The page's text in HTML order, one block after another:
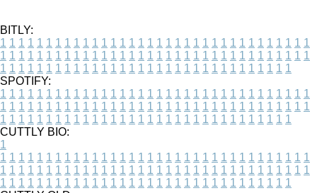
BITLY:
1 1 1 1 1 1 1 1 1 1 1 1 1 1 1 1 1 1 1 1 1 1 1 1 1 1 1 1 1 1 1 1 1 1
1 1 1 1 1 1 1 1 1 1 1 1 1 1 1 1 1 1 1 1 1 1 1 1 1 1 1 1 1 1 1 1 1 1
1 1 1 1 1 1 1 1 1 1 1 1 1 1 1 1 1 1 1 1 1 1 1 1 1 1 1 1 1 1 1 1
SPOTIFY:
1 1 1 1 1 1 1 1 1 1 1 1 1 1 1 1 1 1 1 1 1 1 1 1 1 1 1 1 1 1 1 1 1 1
1 1 1 1 1 1 1 1 1 1 1 1 1 1 1 1 1 1 1 1 1 1 1 1 1 1 1 1 1 1 1 1 1 1
1 1 1 1 1 1 1 1 1 1 1 1 1 1 1 1 1 1 1 1 1 1 1 1 1 1 1 1 1 1 1 1
CUTTLY BIO:
1
1 1 1 1 1 1 1 1 1 1 1 1 1 1 1 1 1 1 1 1 1 1 1 1 1 1 1 1 1 1 1 1 1 1
1 1 1 1 1 1 1 1 1 1 1 1 1 1 1 1 1 1 1 1 1 1 1 1 1 1 1 1 1 1 1 1 1 1
1 1 1 1 1 1 1 1 1 1 1 1 1 1 1 1 1 1 1 1 1 1 1 1 1 1 1 1 1 1 1 1